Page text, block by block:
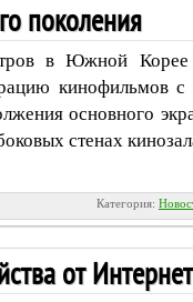
поколения
в Южной
кинофильмов
основного
стенах
Категория:
от